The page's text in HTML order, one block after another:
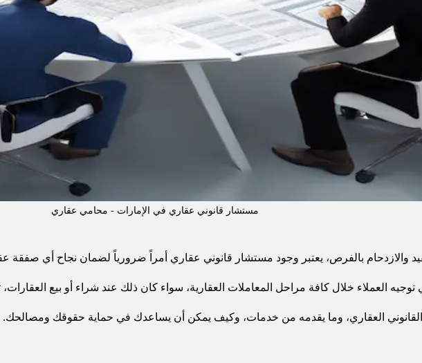
مستشار قانوني عقاري في الإمارات - محامي عقاري
والازدحام بالفرص، يعتبر وجود مستشار قانوني عقاري أمراً ضرورياً لضمان نجاح أي صفقة
العملاء خلال كافة مراحل المعاملات العقارية، سواء كان ذلك عند شراء أو بيع
العقاري، وما يقدمه من خدمات، وكيف يمكن أن يساعدك في حماية حقوقك ومصالحك.